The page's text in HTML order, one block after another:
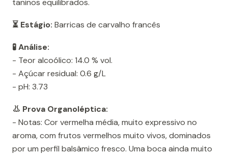
taninos equilibrados.
⏳ Estágio: Barricas de carvalho francês
🧪 Análise:
- Teor alcoólico: 14.0 % vol.
- Açúcar residual: 0.6 g/L
- pH: 3.73
👃 Prova Organoléptica:
- Notas: Cor vermelha média, muito expressivo no
aroma, com frutos vermelhos muito vivos, dominados
por um perfil balsâmico fresco. Uma boca ainda muito